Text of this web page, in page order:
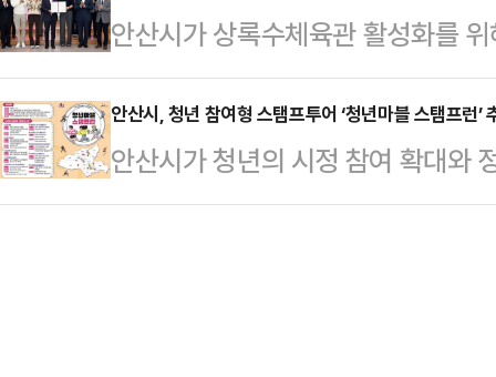
어난 자연경관을 갖춘 곳이다.안산
에게는 휴식과 치유 공간을 …
21일 밝혔다.안산시는 화물자동차
한 구조적 문제로 불법 주정차가
대의 화물자동차가 등록된 데 비해
단속 방식으로는 대응에 한계가 있
서 저해…
안산시가 상록수체육관 활성화를
섰다.안산시는 20일 케이와이케이
한 업무협약’을 체결했다고 밝혔다
김연경이 이사장으로 있는 재단과
록수 김연경체육관’으로 변경하고,
안산시, 청년 참여형 스탬프투어 ‘청년마블 스탬프런’
안산시가 청년의 시정 참여 확대와
프런’ 사업을 본격 추진한다.안산